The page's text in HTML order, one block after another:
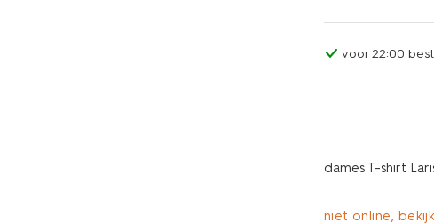
voor 22:00
dames T-shirt
niet online, bekijk